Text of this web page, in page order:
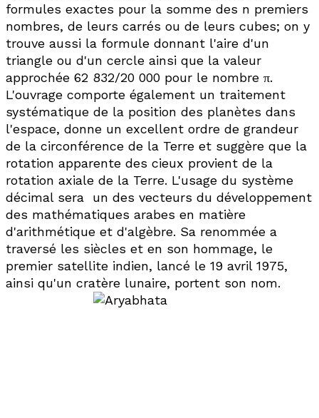
formules exactes pour la somme des n premiers
nombres, de leurs carrés ou de leurs cubes; on y
trouve aussi la formule donnant l'aire d'un
triangle ou d'un cercle ainsi que la valeur
approchée 62 832/20 000 pour le nombre π.
L'ouvrage comporte également un traitement
systématique de la position des planètes dans
l'espace, donne un excellent ordre de grandeur
de la circonférence de la Terre et suggère que la
rotation apparente des cieux provient de la
rotation axiale de la Terre. L'usage du système
décimal sera un des vecteurs du développement
des mathématiques arabes en matière
d'arithmétique et d'algèbre. Sa renommée a
traversé les siècles et en son hommage, le
premier satellite indien, lancé le 19 avril 1975,
ainsi qu'un cratère lunaire, portent son nom.